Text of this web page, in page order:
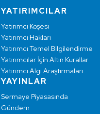
YATIRIMCILAR
Yatırımcı Köşesi
Yatırımcı Hakları
Yatırımcı Temel Bilgilendirme
Yatırımcılar İçin Altın Kurallar
Yatırımcı Algı Araştırmaları
YAYINLAR
Sermaye Piyasasında
Gündem